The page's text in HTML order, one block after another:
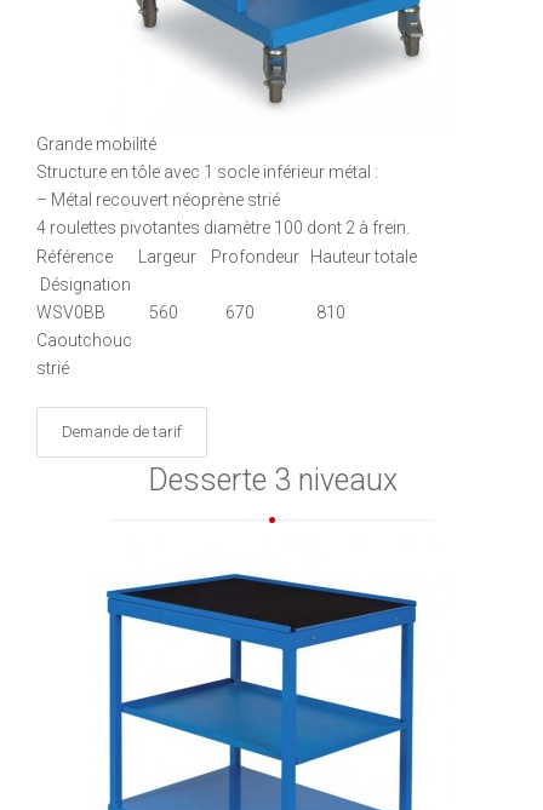
Grande mobilité
Structure en tôle avec 1 socle inférieur métal :
– Métal recouvert néoprène strié
4 roulettes pivotantes diamètre 100 dont 2 à frein.
Référence Largeur Profondeur Hauteur totale
Désignation
WSV0BB 560 670 810
Caoutchouc
strié
Demande de tarif
Desserte 3 niveaux